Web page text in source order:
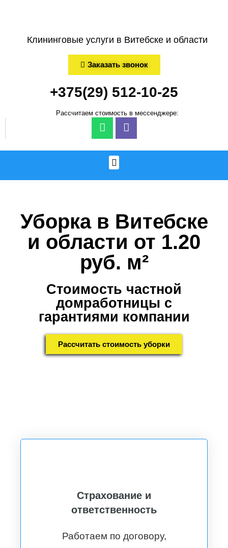
Клининговые услуги в Витебске и области
Заказать звонок
+375(29) 512-10-25
Рассчитаем стоимость в меcсенджере:
Уборка в Витебске
и области от 1.20
руб. м²
Стоимость частной
домработницы с
гарантиями компании
Рассчитать стоимость уборки
Страхование и
ответственность
Работаем по договору,